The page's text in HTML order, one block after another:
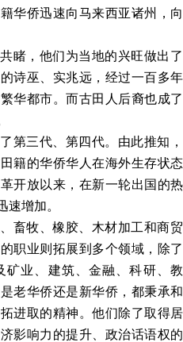
华侨迅速向马来西亚诸州，向
睹，他们为当地的兴旺做出了
诗巫、实兆远，经过一百多年
华都市。而古田人后裔也成了
第三代、第四代。由此推知，
籍的华侨华人在海外生存状态
开放以来，在新一轮出国的热
速增加。
畜牧、橡胶、木材加工和商贸
职业则拓展到多个领域，除了
矿业、建筑、金融、科研、教
老华侨还是新华侨，都秉承和
进取的精神。他们除了取得居
影响力的提升、政治话语权的